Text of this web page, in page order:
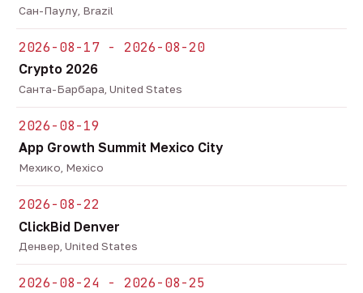
Сан-Паулу, Brazil
2026-08-17 - 2026-08-20
Crypto 2026
Санта-Барбара, United States
2026-08-19
App Growth Summit Mexico City
Мехико, Mexico
2026-08-22
ClickBid Denver
Денвер, United States
2026-08-24 - 2026-08-25